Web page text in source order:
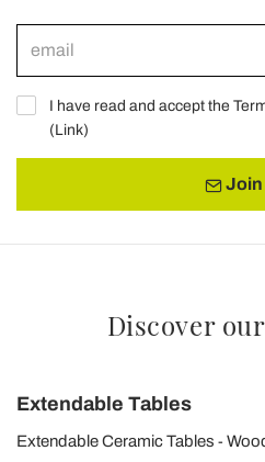
I have read and accept the
(Link)
Join
Discover
Extendable Tables
Extendable Ceramic Tables